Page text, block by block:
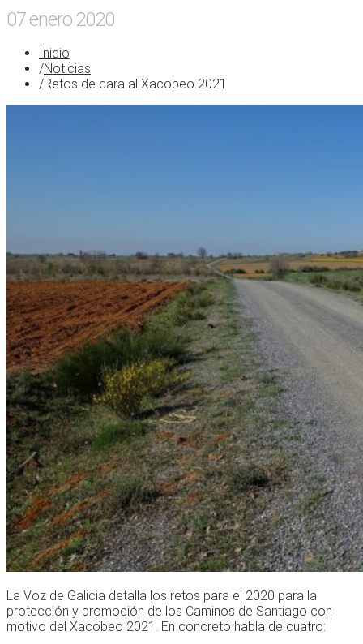
07 enero 2020
Inicio
/Noticias
/Retos de cara al Xacobeo 2021
La Voz de Galicia detalla los retos para el 2020 para la
protección y promoción de los Caminos de Santiago con
motivo del Xacobeo 2021. En concreto habla de cuatro: